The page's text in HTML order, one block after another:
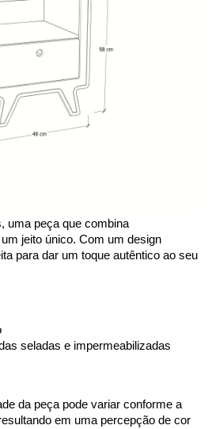
uma peça que combina
jeito único. Com um design
para dar um toque autêntico ao seu
seladas e impermeabilizadas
da peça pode variar conforme a
em uma percepção de cor